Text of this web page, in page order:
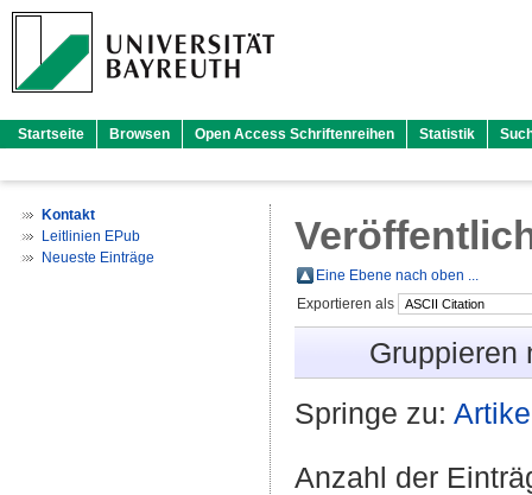
Startseite Browsen Open Access Schriftenreihen Statistik
Kontakt
Leitlinien EPub
Neueste Einträge
Eine Ebene nach oben ...
Exportieren als
Gruppieren
Springe zu:
Anzahl der